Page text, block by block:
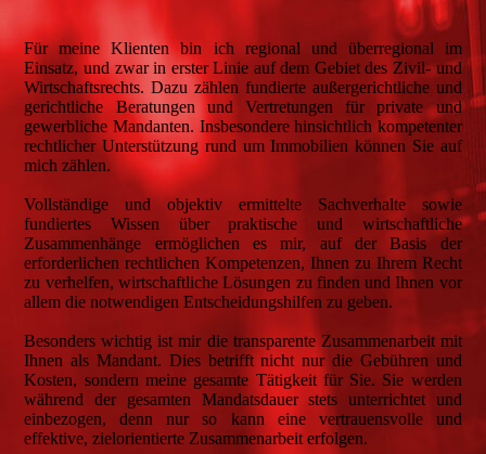
Für meine Klienten bin ich regional und überregional im
Einsatz, und zwar in erster Linie auf dem Gebiet des Zivil- und
Wirtschaftsrechts. Dazu zählen fundierte außergerichtliche und
gerichtliche Beratungen und Vertretungen für private und
gewerbliche Mandanten. Insbesondere hinsichtlich kompetenter
rechtlicher Unterstützung rund um Immobilien können Sie auf
mich zählen.
Vollständige und objektiv ermittelte Sachverhalte sowie
fundiertes Wissen über praktische und wirtschaftliche
Zusammenhänge ermöglichen es mir, auf der Basis der
erforderlichen rechtlichen Kompetenzen, Ihnen zu Ihrem Recht
zu verhelfen, wirtschaftliche Lösungen zu finden und Ihnen vor
allem die notwendigen Entscheidungshilfen zu geben.
Besonders wichtig ist mir die transparente Zusammenarbeit mit
Ihnen als Mandant. Dies betrifft nicht nur die Gebühren und
Kosten, sondern meine gesamte Tätigkeit für Sie. Sie werden
während der gesamten Mandatsdauer stets unterrichtet und
einbezogen, denn nur so kann eine vertrauensvolle und
effektive, zielorientierte Zusammenarbeit erfolgen.